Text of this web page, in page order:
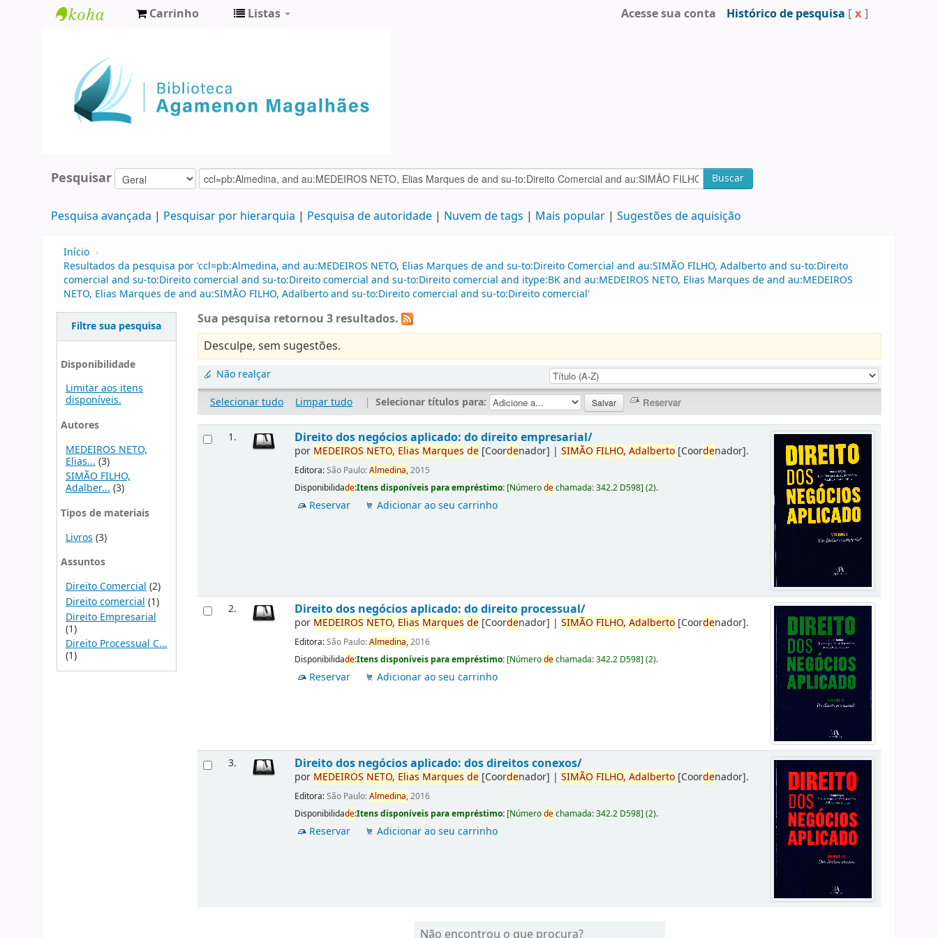
Agamenon
Magalhães
Carrinho Listas Acesse sua conta Histórico de pesquisa [ x ]
Pesquisar Buscar
Pesquisa avançada Pesquisar por hierarquia Pesquisa de autoridade Nuvem de tags Mais popular Sugestões de aquisição
Início ›
Resultados da pesquisa por 'ccl=pb:Almedina, and au:MEDEIROS NETO, Elias Marques de and su-to:Direito Comercial and au:SIMÃO FILHO, Adalberto and su-to:Direito
comercial and su-to:Direito comercial and su-to:Direito comercial and su-to:Direito comercial and itype:BK and au:MEDEIROS NETO, Elias Marques de and au:MEDEIROS
NETO, Elias Marques de and au:SIMÃO FILHO, Adalberto and su-to:Direito comercial and su-to:Direito comercial'
Filtre sua pesquisa
Disponibilidade
Limitar aos itens
disponíveis.
Autores
MEDEIROS NETO,
Elias... (3)
SIMÃO FILHO,
Adalber...(3)
Tipos de materiais
Livros (3)
Assuntos
Direito Comercial (2)
Direito comercial (1)
Direito Empresarial
(1)
Direito Processual C...
(1)
Sua pesquisa retornou 3 resultados.
Desculpe, sem sugestões.
Não realçar
Selecionar tudo
Limpar tudo | Selecionar títulos para:
1. Direito dos negócios aplicado: do direito empresarial/
por MEDEIROS NETO, Elias Marques de [Coordenador] |SIMÃO FILHO, Adalberto [Coordenador].
Editora:São Paulo:Almedina,2015
Disponibilidade:Itens disponíveis para empréstimo: [Númerodechamada:342.2 D598](2).
Reservar Adicionar ao seu carrinho
2. Direito dos negócios aplicado: do direito processual/
por MEDEIROS NETO, Elias Marques de [Coordenador] |SIMÃO FILHO, Adalberto [Coordenador].
Editora:São Paulo:Almedina,2016
Disponibilidade:Itens disponíveis para empréstimo: [Númerodechamada:342.2 D598](2).
Reservar Adicionar ao seu carrinho
3. Direito dos negócios aplicado: dos direitos conexos/
por MEDEIROS NETO, Elias Marques de [Coordenador] |SIMÃO FILHO, Adalberto [Coordenador].
Editora:São Paulo:Almedina,2016
Disponibilidade:Itens disponíveis para empréstimo: [Númerodechamada:342.2 D598](2).
Reservar Adicionar ao seu carrinho